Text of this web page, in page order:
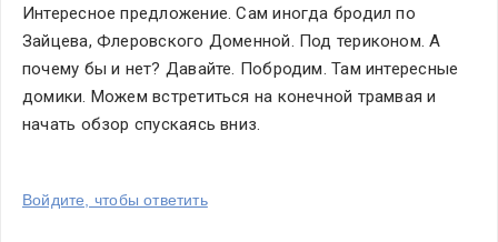
Интересное предложение. Сам иногда бродил по
Зайцева, Флеровского Доменной. Под териконом. А
почему бы и нет? Давайте. Побродим. Там интересные
домики. Можем встретиться на конечной трамвая и
начать обзор спускаясь вниз.
Войдите, чтобы ответить